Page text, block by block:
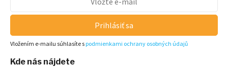
Prihlásiť sa
Vložením e-mailu súhlasíte s podmienkami ochrany osobných údajů
Kde nás nájdete